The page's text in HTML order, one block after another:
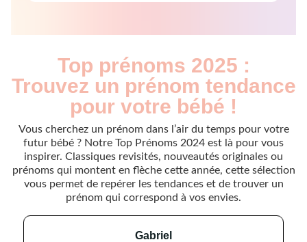
Top prénoms 2025 :
Trouvez un prénom tendance
pour votre bébé !
Vous cherchez un prénom dans l’air du temps pour votre
futur bébé ? Notre Top Prénoms 2024 est là pour vous
inspirer. Classiques revisités, nouveautés originales ou
prénoms qui montent en flèche cette année, cette sélection
vous permet de repérer les tendances et de trouver un
prénom qui correspond à vos envies.
gabriel